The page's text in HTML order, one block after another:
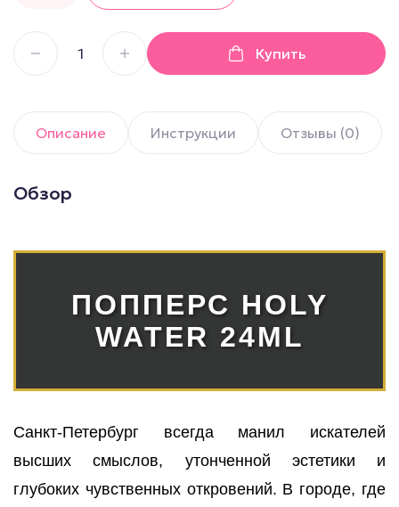
Купить
Описание Инструкции Отзывы (0)
Обзор
ПОППЕРС HOLY
WATER 24ML
Санкт-Петербург всегда манил искателей
высших смыслов, утонченной эстетики и
глубоких чувственных откровений. В городе, где